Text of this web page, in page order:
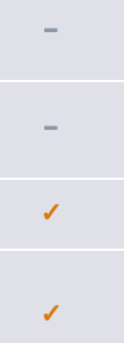
−
−
✓
✓